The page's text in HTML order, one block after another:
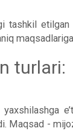
turlari:
Maqsad -